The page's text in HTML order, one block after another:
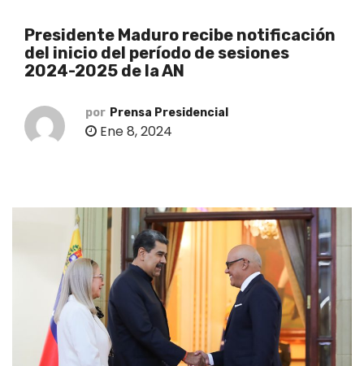
Presidente Maduro recibe notificación
del inicio del período de sesiones
2024-2025 de la AN
por Prensa Presidencial
Ene 8, 2024